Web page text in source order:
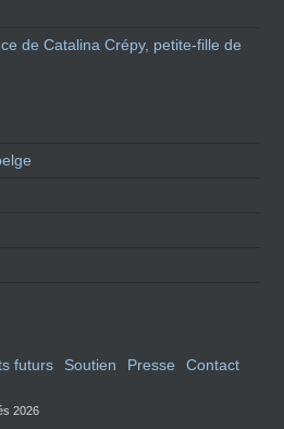
de Catalina Crépy, petite-fille de
futurs Soutien Presse
Contact
2026